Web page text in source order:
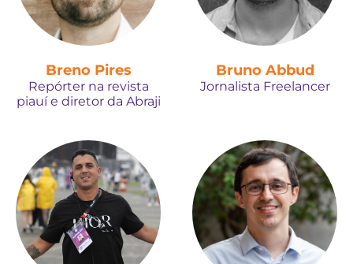
Breno Pires
Repórter na revista
piauí e diretor da Abraji
Bruno Abbud
Jornalista Freelancer